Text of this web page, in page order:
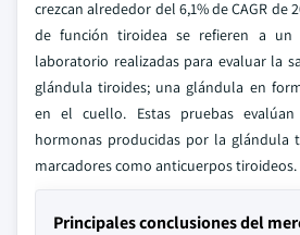
crezcan alrededor del 6,1% de CAGR de
de función tiroidea se refieren a un
laboratorio realizadas para evaluar la
glándula tiroides; una glándula en
en el cuello. Estas pruebas
hormonas producidas por la glándula
marcadores como anticuerpos tiroideos.
Principales conclusiones del